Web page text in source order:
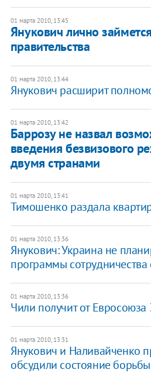
01 марта 2010, 13:45
Янукович лично
правительства
01 марта 2010, 13:44
Янукович расширит
01 марта 2010, 13:42
Баррозу не назвал
введения безвизового
двумя странами
01 марта 2010, 13:41
Тимошенко раздала
01 марта 2010, 13:36
Янукович: Украина не
программы
01 марта 2010, 13:36
Чили получит от
01 марта 2010, 13:31
Янукович и Наливайченко
обсудили состояние